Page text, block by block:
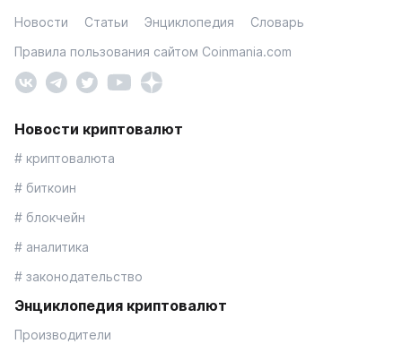
Новости Статьи Энциклопедия
Словарь
Правила пользования сайтом Coinmania.com
Новости криптовалют
# криптовалюта
# биткоин
# блокчейн
# аналитика
# законодательство
Энциклопедия криптовалют
Производители